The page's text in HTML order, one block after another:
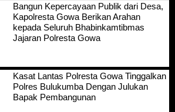
Bangun Kepercayaan Publik dari Desa,
Kapolresta Gowa Berikan Arahan
kepada Seluruh Bhabinkamtibmas
Jajaran Polresta Gowa
Kasat Lantas Polresta Gowa Tinggalkan
Polres Bulukumba Dengan Julukan
Bapak Pembangunan